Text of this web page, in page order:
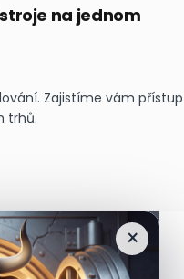
na jednom
Zajistíme vám přístup
trhů.
×